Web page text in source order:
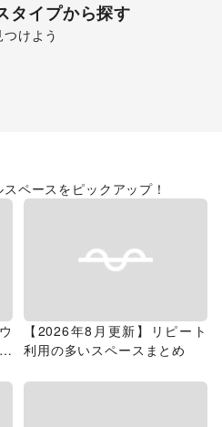
タイプから探す
けよう
ペースをピックアップ！
【2026年8月更新】リピート
利用の多いスペースまとめ